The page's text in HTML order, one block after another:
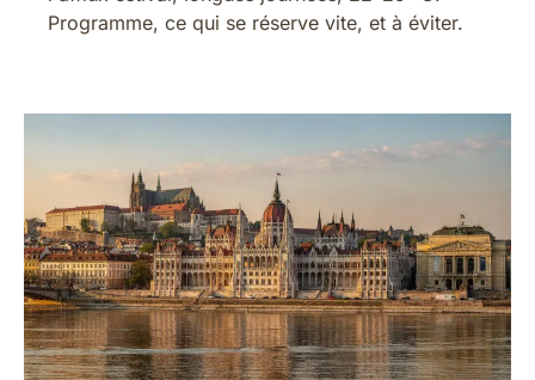
Programme, ce qui se réserve vite, et à éviter.